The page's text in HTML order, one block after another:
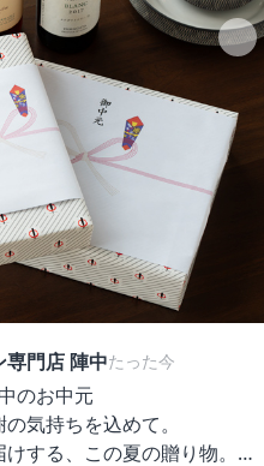
〒981-1204
宮城県名取市閖上東三丁目9-1